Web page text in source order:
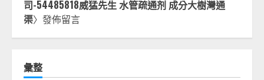
司-54485818威猛先生 水管疏通剂 成分大樹灣通
渠〉發佈留言
彙整